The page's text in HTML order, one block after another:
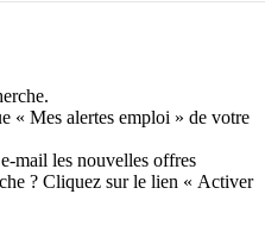
« Mes alertes emploi » de votre
mail les nouvelles offres
? Cliquez sur le lien « Activer